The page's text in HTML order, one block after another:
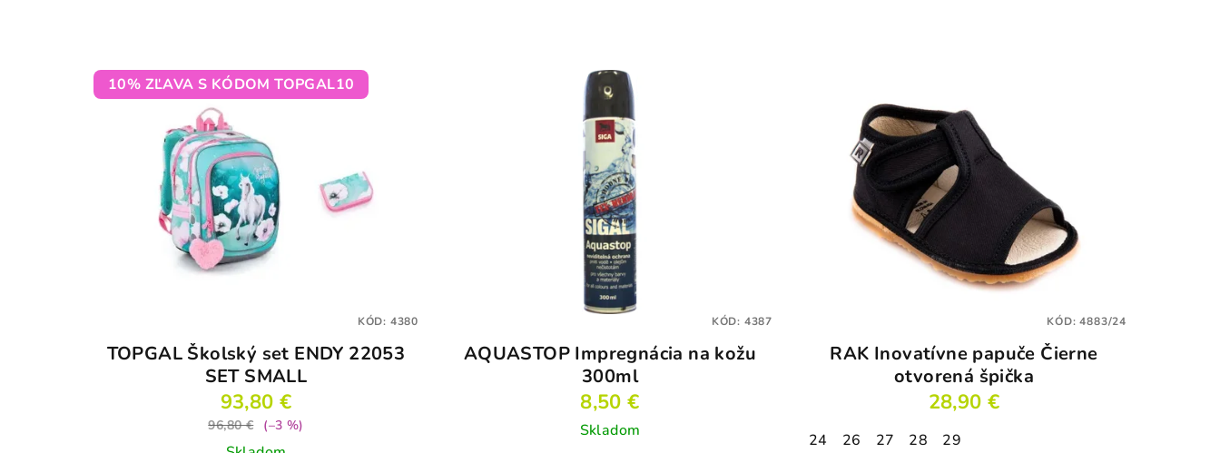
10% ZĽAVA S KÓDOM TOPGAL10
TOPGAL Školský set ENDY 22053
SET SMALL
93,80 €
96,80 € (–3 %)
KÓD: 4380
AQUASTOP Impregnácia na kožu
300ml
8,50 €
Skladom
KÓD: 4387
RAK Inovatívne papuče Čierne
otvorená špička
28,90 €
24 26 27 28 29
KÓD:4883/24